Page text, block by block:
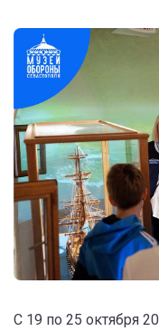
С 19 по 25 октября